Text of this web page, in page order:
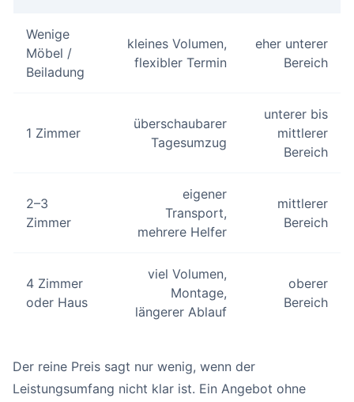
Wenige
Möbel /
Beiladung
kleines Volumen,
flexibler Termin
eher unterer
Bereich
1 Zimmer
überschaubarer
Tagesumzug
unterer bis
mittlerer
Bereich
2–3
Zimmer
eigener
Transport,
mehrere Helfer
mittlerer
Bereich
4 Zimmer
oder Haus
viel Volumen,
Montage,
längerer Ablauf
oberer
Bereich
Der reine Preis sagt nur wenig, wenn der
Leistungsumfang nicht klar ist. Ein Angebot ohne